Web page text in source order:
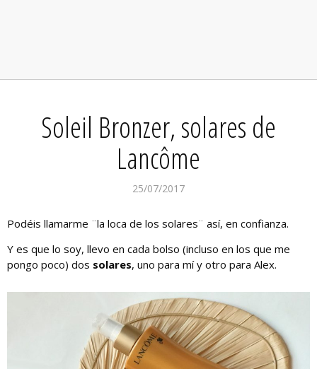
Soleil Bronzer, solares de
Lancôme
25/07/2017
Podéis llamarme ¨la loca de los solares¨ así, en confianza.
Y es que lo soy, llevo en cada bolso (incluso en los que me
pongo poco) dos solares, uno para mí y otro para Alex.